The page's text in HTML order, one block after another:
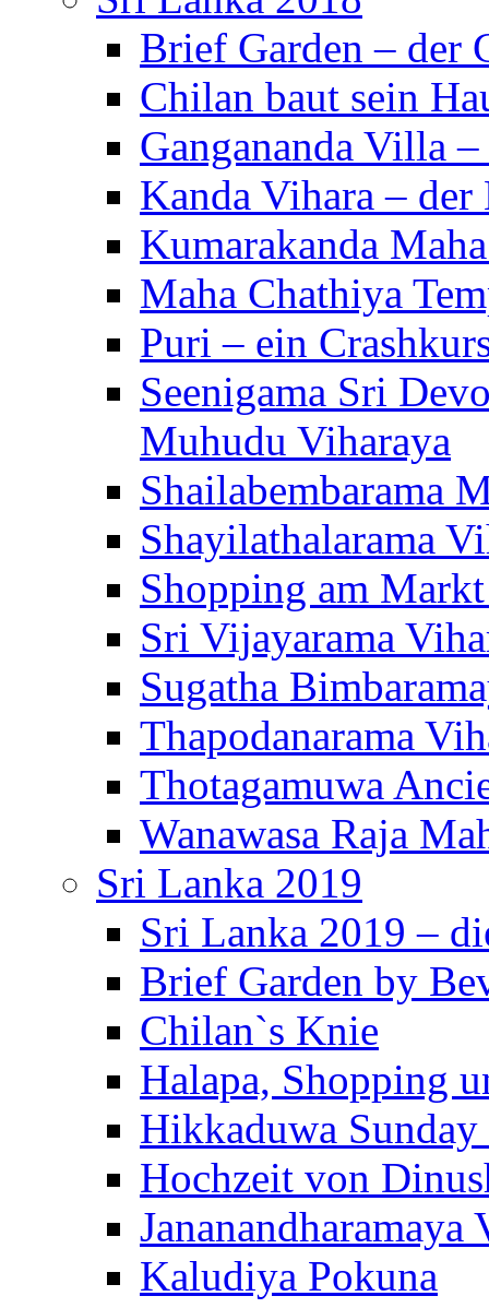
Brief Garden – der
Chilan baut sein
Gangananda Villa
Kanda Vihara –
Kumarakanda
Maha Chathiya
Puri – ein
Seenigama Sri
Muhudu Viharaya
Shailabembarama
Shayilathalarama
Shopping am
Sri Vijayarama
Sugatha
Thapodanarama
Thotagamuwa
Wanawasa Raja
Sri Lanka 2019
Sri Lanka 2019 –
Brief Garden by
Chilan`s Knie
Halapa, Shopping
Hikkaduwa
Hochzeit von
Jananandharamaya
Kaludiya Pokuna